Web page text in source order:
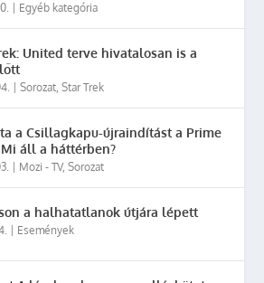
Egyéb kategória
United terve hivatalosan is a
|Sorozat,Star Trek
a Csillagkapu-újraindítást a Prime
áll a háttérben?
Mozi - TV,Sorozat
a halhatatlanok útjára lépett
Események